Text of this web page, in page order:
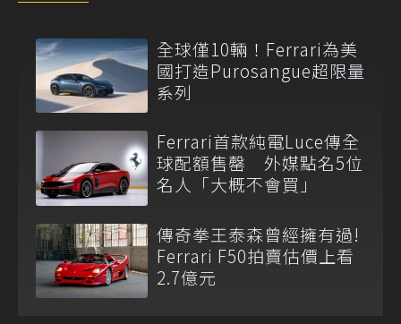
全球僅10輛！Ferrari為美
國打造Purosangue超限量
系列
Ferrari首款純電Luce傳全
球配額售罄 外媒點名5位
名人「大概不會買」
傳奇拳王泰森曾經擁有過!
Ferrari F50拍賣估價上看
2.7億元